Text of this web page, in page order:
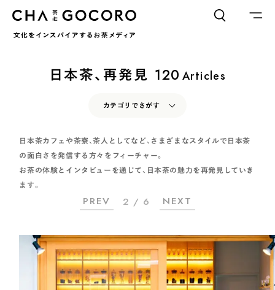
ワードでさがす
INTERVIEW CHAGOCORO TALK イベント
茶と器
ファーストプレイスで、お茶を
お茶でさがす
萎凋茶 発酵茶 ほうじ茶 紅茶 玄米茶
日本茶、再発見 120 Articles
カテゴリでさがす
INTERVIEW CHAGOCORO TALK イベント
茶のつくり手たち
PAUSE & INSPIRE ファーストプレイスで、お茶を
COLUMN COLOURS BY CHAGOCORO
日本茶カフェや茶寮、茶人としてなど、さまざまなスタイルで日本茶
の面白さを発信する方々をフィーチャー。
お茶の体験とインタビューを通じて、日本茶の魅力を再発見していき
ます。
2 / 6
PREV NEXT